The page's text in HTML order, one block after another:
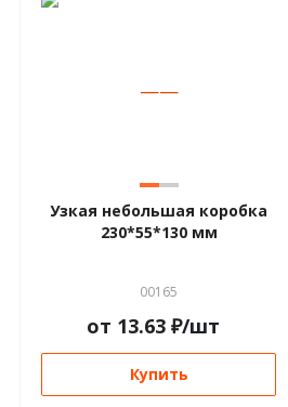
——
Узкая небольшая коробка
230*55*130 мм
00165
от 13.63 ₽/шт
Купить